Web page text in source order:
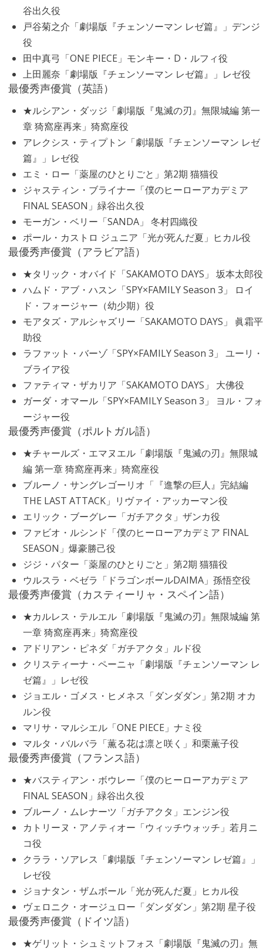
谷出久役
戸谷菊之介「劇場版『チェンソーマン レゼ篇』」デンジ
役
田中真弓「ONE PIECE」モンキー・D・ルフィ役
上田麗奈「劇場版『チェンソーマン レゼ篇』」レゼ役
最優秀声優賞（英語）
★ルシアン・ダッジ「劇場版『鬼滅の刃』無限城編 第一
章 猗窩座再来」猗窩座役
アレクシス・ティプトン「劇場版『チェンソーマン レゼ
篇』」レゼ役
エミ・ロー「薬屋のひとりごと」第2期 猫猫役
ジャスティン・ブライナー「僕のヒーローアカデミア
FINAL SEASON」緑谷出久役
モーガン・ベリー「SANDA」 冬村四織役
ポール・カストロ ジュニア「光が死んだ夏」ヒカル役
最優秀声優賞（アラビア語）
★タリック・オバイド「SAKAMOTO DAYS」 坂本太郎役
ハムド・アブ・ハスン「SPY×FAMILY Season 3」 ロイ
ド・フォージャー（幼少期）役
モアタズ・アルシャズリー「SAKAMOTO DAYS」 眞霜平
助役
ラファット・バーゾ「SPY×FAMILY Season 3」 ユーリ・
ブライア役
ファティマ・ザカリア「SAKAMOTO DAYS」 大佛役
ガーダ・オマール「SPY×FAMILY Season 3」 ヨル・フォ
ージャー役
最優秀声優賞（ポルトガル語）
★チャールズ・エマヌエル「劇場版『鬼滅の刃』無限城
編 第一章 猗窩座再来」猗窩座役
ブルーノ・サングレゴーリオ「『進撃の巨人』完結編
THE LAST ATTACK」リヴァイ・アッカーマン役
エリック・ブーグレー「ガチアクタ」ザンカ役
ファビオ・ルシンド「僕のヒーローアカデミア FINAL
SEASON」爆豪勝己役
ジジ・パター「薬屋のひとりごと」第2期 猫猫役
ウルスラ・ベゼラ「ドラゴンボールDAIMA」孫悟空役
最優秀声優賞（カスティーリャ・スペイン語）
★カルレス・テルエル「劇場版『鬼滅の刃』無限城編 第
一章 猗窩座再来」猗窩座役
アドリアン・ピネダ「ガチアクタ」ルド役
クリスティーナ・ペーニャ「劇場版『チェンソーマン レ
ゼ篇』」レゼ役
ジョエル・ゴメス・ヒメネス「ダンダダン」第2期 オカ
ルン役
マリサ・マルシエル「ONE PIECE」ナミ役
マルタ・バルバラ「薫る花は凛と咲く」和栗薫子役
最優秀声優賞（フランス語）
★バスティアン・ボウレー「僕のヒーローアカデミア
FINAL SEASON」緑谷出久役
ブルーノ・ムレナーツ「ガチアクタ」エンジン役
カトリーヌ・アノティオー「ウィッチウォッチ」若月ニ
コ役
クララ・ソアレス「劇場版『チェンソーマン レゼ篇』」
レゼ役
ジョナタン・ザムボール「光が死んだ夏」ヒカル役
ヴェロニク・オージュロー「ダンダダン」第2期 星子役
最優秀声優賞（ドイツ語）
★ゲリット・シュミットフォス「劇場版『鬼滅の刃』無